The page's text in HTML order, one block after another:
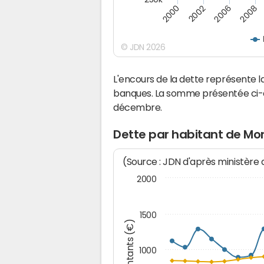
2000 2002 2006 2008
© JDN 2026
L'encours de la dette représente
banques. La somme présentée
décembre.
Dette par habitant de
Montants (€)
(Source : JDN d'après ministère
1000
1500
2000